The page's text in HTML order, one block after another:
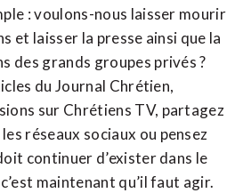
: voulons-nous laisser mourir
et laisser la presse ainsi que la
des grands groupes privés ?
du Journal Chrétien,
sur Chrétiens TV, partagez
réseaux sociaux ou pensez
continuer d’exister dans le
maintenant qu’il faut agir.